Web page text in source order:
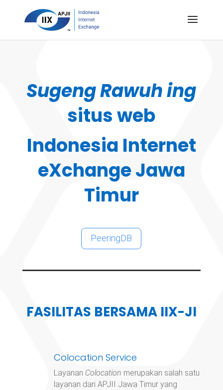
Sugeng Rawuh ing
situs web
Indonesia Internet
eXchange Jawa
Timur
PeeringDB
FASILITAS BERSAMA IIX-JI
Colocation Service
Layanan Colocation merupakan salah satu
layanan dari APJII Jawa Timur yang